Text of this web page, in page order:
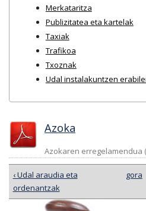
Merkataritza
Publizitatea eta kartelak
Taxiak
Trafikoa
Txoznak
Udal instalakuntzen
Azoka
Azokaren erregelamendua
‹ Udal araudia eta
ordenantzak
gora